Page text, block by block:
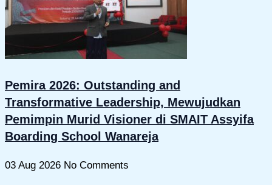
Pemira 2026: Outstanding and
Transformative Leadership, Mewujudkan
Pemimpin Murid Visioner di SMAIT Assyifa
Boarding School Wanareja
03 Aug 2026 No Comments